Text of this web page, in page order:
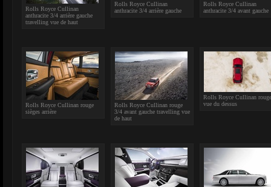
Rolls Royce Cullinan
anthracite 3/4 arrière gauche
travelling vue de haut
Rolls Royce Cullinan
anthracite 3/4 arrière gauche
Rolls Royce Cullinan
anthracite 3/4 avant gauche
Rolls Royce Cullinan rouge
sièges arrière
Rolls Royce Cullinan rouge
3/4 avant gauche travelling vue
de haut
Rolls Royce Cullinan rouge
vue du dessus